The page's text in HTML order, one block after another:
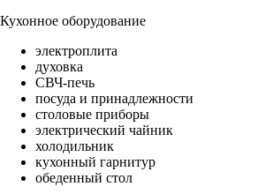
Кухонное оборудование
электроплита
духовка
СВЧ-печь
посуда и принадлежности
столовые приборы
электрический чайник
холодильник
кухонный гарнитур
обеденный стол